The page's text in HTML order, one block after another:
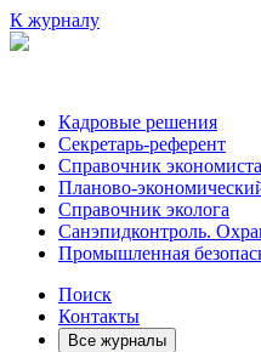
К журналу
Кадровые решения
Секретарь-референт
Справочник экономиста
Планово-
Справочник эколога
Санэпидконтроль.
Промышленная
Поиск
Контакты
Все журналы